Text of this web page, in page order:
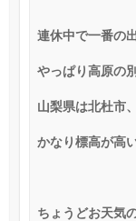
連休中で一番の
やっぱり高原の
山梨県は北杜市
かなり標高が高
ちょうどお天気